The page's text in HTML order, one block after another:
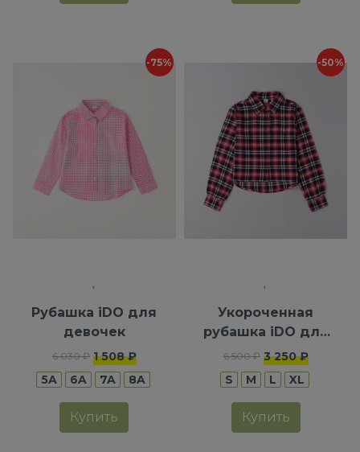
-75%
Рубашка iDO для
девочек
6 030 ₽ 1 508 ₽
5A
6A 7A 8A
Купить
-50%
Укороченная
рубашка iDO для
девочек
6 500 ₽ 3 250 ₽
S
M L XL
Купить